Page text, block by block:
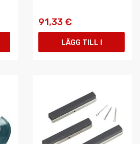
91,33 €
LÄGG TILL I